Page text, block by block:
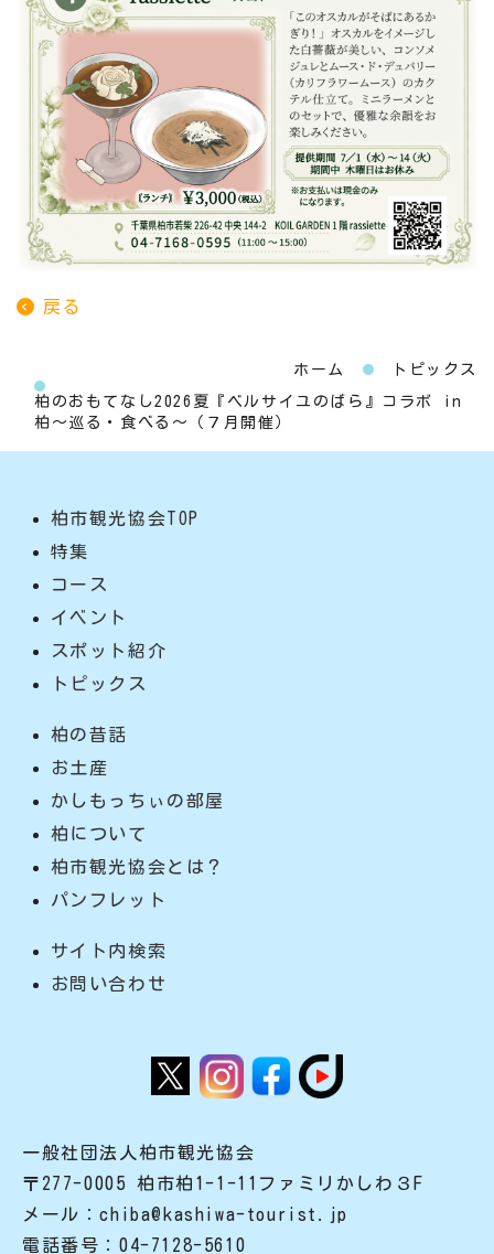
戻る
ホーム トピックス
柏のおもてなし2026夏『ベルサイユのばら』コラボ in
柏〜巡る・食べる〜（７月開催）
柏市観光協会TOP
特集
コース
イベント
スポット紹介
トピックス
柏の昔話
お土産
かしもっちぃの部屋
柏について
柏市観光協会とは？
パンフレット
サイト内検索
お問い合わせ
一般社団法人柏市観光協会
〒277-0005 柏市柏1-1-11ファミリかしわ３F
メール：chiba@kashiwa-tourist.jp
電話番号：04-7128-5610